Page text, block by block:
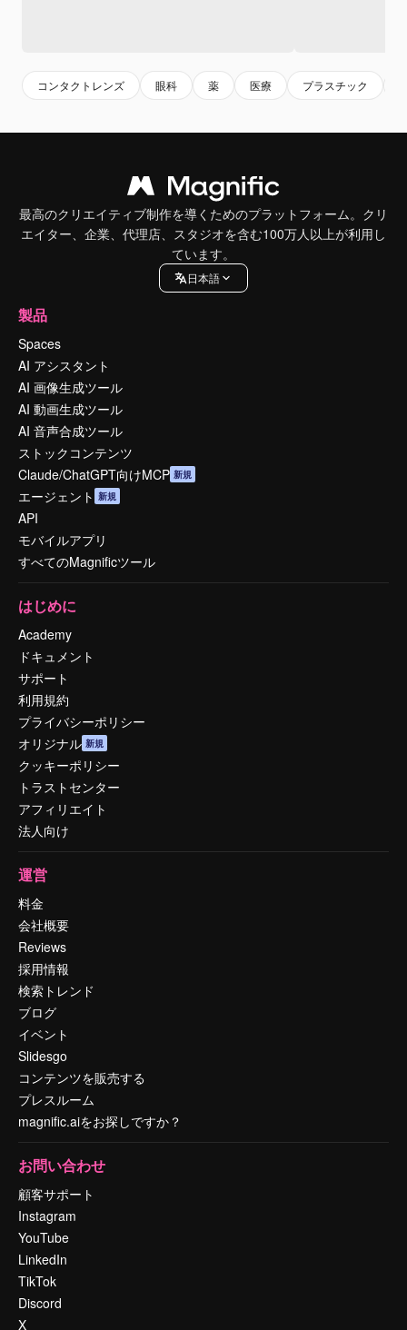
コンタクトレンズ 眼科 薬 医療 プラスチック
最高のクリエイティブ制作を導くためのプラットフォーム。クリ
エイター、企業、代理店、スタジオを含む100万人以上が利用し
ています。
日本語
製品
Spaces
AI アシスタント
AI 画像生成ツール
AI 動画生成ツール
AI 音声合成ツール
ストックコンテンツ
Claude/ChatGPT向けMCP 新規
エージェント 新規
API
モバイルアプリ
すべてのMagnificツール
はじめに
Academy
ドキュメント
サポート
利用規約
プライバシーポリシー
オリジナル 新規
クッキーポリシー
トラストセンター
アフィリエイト
法人向け
運営
料金
会社概要
Reviews
採用情報
検索トレンド
ブログ
イベント
Slidesgo
コンテンツを販売する
プレスルーム
magnific.aiをお探しですか？
お問い合わせ
顧客サポート
Instagram
YouTube
LinkedIn
TikTok
Discord
X